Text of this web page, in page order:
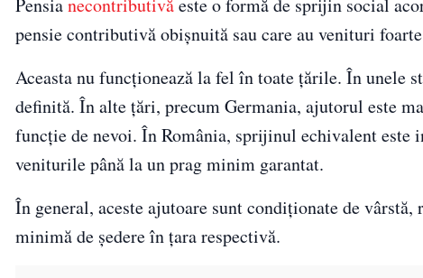
pensie contributivă obișnuită sau care au venituri
Aceasta nu funcționează la fel în toate țările. În unele
definită. În alte țări, precum Germania, ajutorul este
funcție de nevoi. În România, sprijinul echivalent este
veniturile până la un prag minim garantat.
În general, aceste ajutoare sunt condiționate de
minimă de ședere în țara respectivă.